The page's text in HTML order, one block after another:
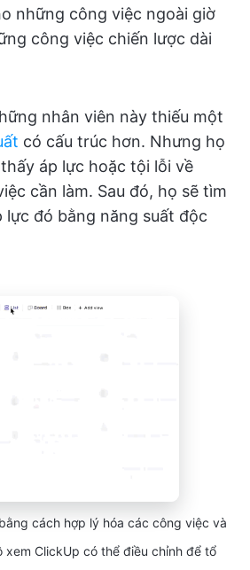
những công việc ngoài giờ
công việc chiến lược dài
nhân viên này thiếu một
có cấu trúc hơn. Nhưng họ
áp lực hoặc tội lỗi về
cần làm. Sau đó, họ sẽ tìm
lực đó bằng năng suất độc
cách hợp lý hóa các công việc và
xem ClickUp có thể điều chỉnh để tổ